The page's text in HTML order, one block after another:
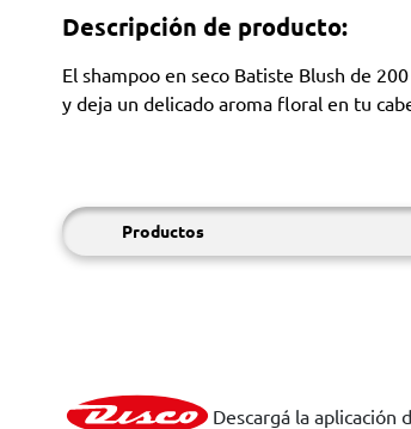
Descripción de producto:
El shampoo en seco Batiste Blush de
y deja un delicado aroma floral en tu
Productos
Descargá la aplicación